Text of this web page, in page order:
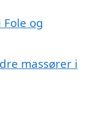
og
massører i